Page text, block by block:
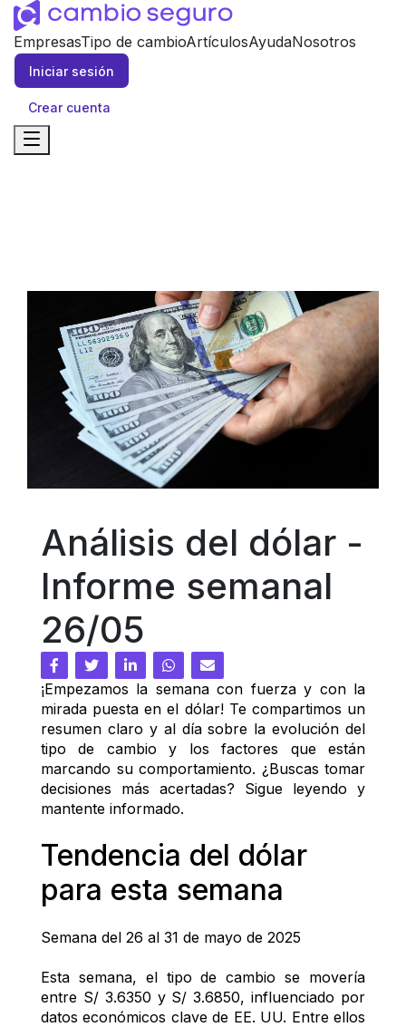
EmpresasTipo de cambioArtículosAyudaNosotros
Iniciar sesión
Crear cuenta
Análisis del dólar -
Informe semanal
26/05
¡Empezamos la semana con fuerza y con la
mirada puesta en el dólar! Te compartimos un
resumen claro y al día sobre la evolución del
tipo de cambio y los factores que están
marcando su comportamiento. ¿Buscas tomar
decisiones más acertadas? Sigue leyendo y
mantente informado.
Tendencia del dólar
para esta semana
Semana del 26 al 31 de mayo de 2025
Esta semana, el tipo de cambio se movería
entre S/ 3.6350 y S/ 3.6850, influenciado por
datos económicos clave de EE. UU. Entre ellos